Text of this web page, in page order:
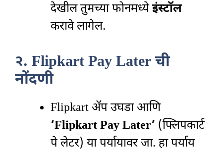
देखील तुमच्या फोनमध्येइंस्टॉल
करावे लागेल.
२. Flipkart Pay Later ची
नोंदणी
Flipkart ॲप उघडा आणि
‘Flipkart Pay Later’ (फ्लिपकार्ट
पे लेटर) या पर्यायावर जा. हा पर्याय